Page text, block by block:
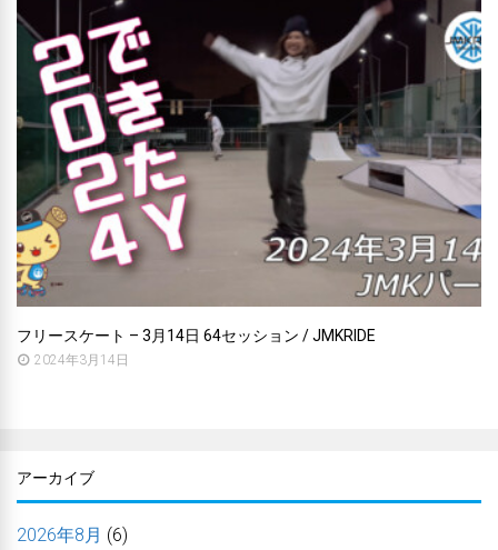
フリースケート – 3月14日 64セッション / JMKRIDE
2024年3月14日
アーカイブ
2026年8月 (6)